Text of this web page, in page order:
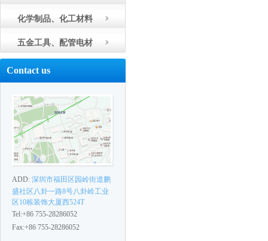
化学制品、化工材料
五金工具、配管电材
Contact us
ADD: 深圳市福田区园岭街道鹏
盛社区八卦一路8号八卦岭工业
区10栋装饰大厦西524T
Tel:+86 755-28286052
Fax:+86 755-28286052